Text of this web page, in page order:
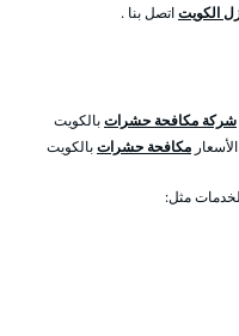
الكويتاتصل بنا .
شركة مكافحة حشراتبالكويت
مكافحة حشراتبالكويت
مثل: